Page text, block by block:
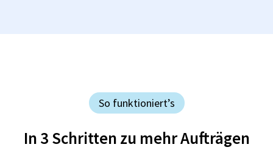
So funktioniert’s
In 3 Schritten zu mehr Aufträgen